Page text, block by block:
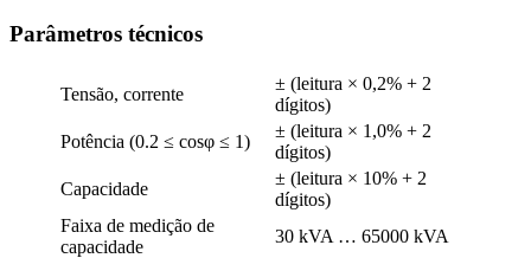
Parâmetros técnicos
Tensão, corrente
± (leitura × 0,2% + 2
dígitos)
Potência (0.2 ≤ cosφ ≤ 1)
± (leitura × 1,0% + 2
dígitos)
Capacidade
± (leitura × 10% + 2
dígitos)
Faixa de medição de
capacidade
30 kVA … 65000 kVA